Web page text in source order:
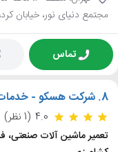
مجتمع دنیای نور، خیابان
تماس
8. شرکت هسکو -
4.0 (1 نظر)
تعمیر ماشین آلات